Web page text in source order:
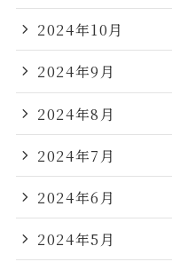
2024年10月
2024年9月
2024年8月
2024年7月
2024年6月
2024年5月